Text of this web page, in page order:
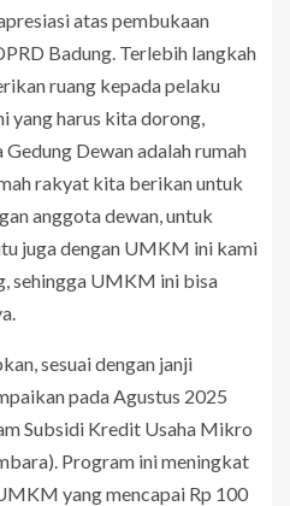
atas pembukaan
Badung. Terlebih langkah
ruang kepada pelaku
yang harus kita dorong,
Dewan adalah rumah
rakyat kita berikan untuk
anggota dewan, untuk
juga dengan UMKM ini kami
sehingga UMKM ini bisa
sesuai dengan janji
pada Agustus 2025
Subsidi Kredit Usaha Mikro
Program ini meningkat
yang mencapai Rp 100